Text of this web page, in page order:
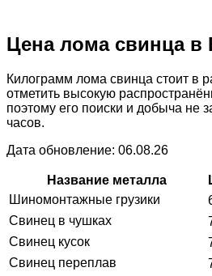
Цена лома свинца
Килограмм лома свинца стоит в
отметить высокую
поэтому его поиски и добыча не
часов.
Дата обновление: 06.08.26
Название металла
Шиномонтажные грузики
Свинец в чушках
Свинец кусок
Свинец переплав